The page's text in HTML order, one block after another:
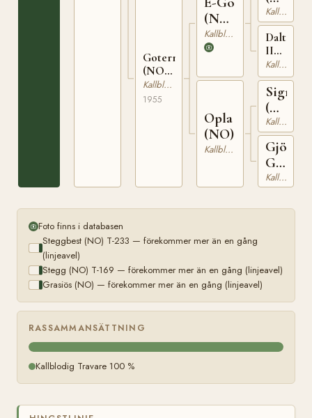
Goterna
(NO)
T-1621
Kallblodig Travare
1955
(NO)
T-218
Kallblodig Travare
Opla
(NO)
Kallblodig Travare
T-
150
Kallblodig Travare
Dalterna
II
(NO)
T-
201
Kallblodig Travare
Signor
(NO)
T-
179
Kallblodig Travare
Gulla
(NO)
Kallblodig Travare
Foto finns i databasen
Steggbest (NO) T-233 — förekommer mer än en gång
(linjeavel)
Stegg (NO) T-169 — förekommer mer än en gång (linjeavel)
Grasiös (NO) — förekommer mer än en gång (linjeavel)
RASSAMMANSÄTTNING
Kallblodig Travare 100 %